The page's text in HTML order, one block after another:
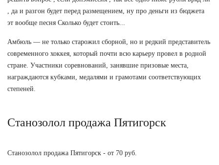
, да и разгон будет перед размещением, ну про деньги из бюджета
эт вообще песня Сколько будет стоить...
Амбюль — не только старожил сборной, но и редкий представитель
современного хоккея, который почти всю карьеру провел в родной
стране. Участники соревнований, занявшие призовые места,
награждаются кубками, медалями и грамотами соответствующих
степеней.
Станозолол продажа Пятигорск
Станозолол продажа Пятигорск - от 70 руб.